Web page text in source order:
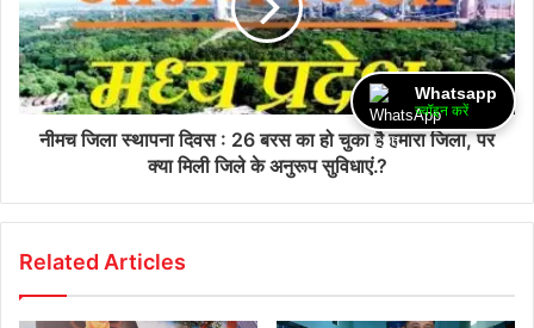
नीमच जिला स्थापना दिवस : 26 बरस का हो चुका है हमारा जिला, पर
क्या मिली जिले के अनुरूप सुविधाएं.?
Related Articles
Whatsapp
ज्वॉइन करें